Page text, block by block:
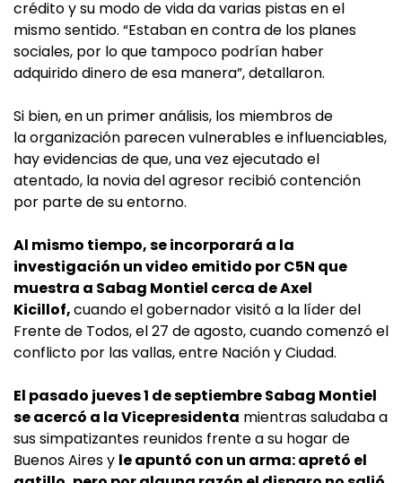
crédito y su modo de vida da varias pistas en el
mismo sentido. “Estaban en contra de los planes
sociales, por lo que tampoco podrían haber
adquirido dinero de esa manera”, detallaron.
Si bien, en un primer análisis, los miembros de
la organización parecen vulnerables e influenciables,
hay evidencias de que, una vez ejecutado el
atentado, la novia del agresor recibió contención
por parte de su entorno.
Al mismo tiempo, se incorporará a la
investigación un video emitido por C5N que
muestra a Sabag Montiel cerca de Axel
Kicillof,cuando el gobernador visitó a la líder del
Frente de Todos, el 27 de agosto, cuando comenzó el
conflicto por las vallas, entre Nación y Ciudad.
El pasado jueves 1 de septiembre Sabag Montiel
se acercó a la Vicepresidenta mientras saludaba a
sus simpatizantes reunidos frente a su hogar de
Buenos Aires y le apuntó con un arma: apretó el